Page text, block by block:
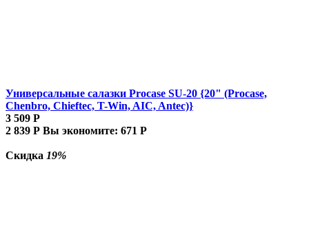
Универсальные салазки Procase SU-20 {20" (Procase,
Chenbro, Chieftec, T-Win, AIC, Antec)}
3 509 Р
2 839 Р Вы экономите: 671 Р
Скидка 19%